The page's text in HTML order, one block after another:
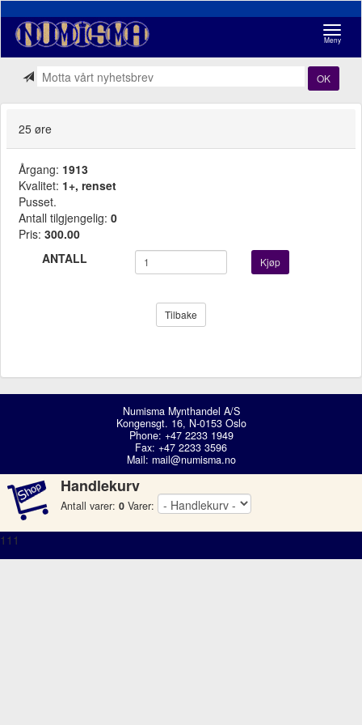
Meny
OK
25 øre
Årgang: 1913
Kvalitet: 1+, renset
Pusset.
Antall tilgjengelig: 0
Pris: 300.00
ANTALL
Kjøp
Tilbake
Numisma Mynthandel A/S
Kongensgt. 16, N-0153 Oslo
Phone: +47 2233 1949
Fax: +47 2233 3596
Mail: mail@numisma.no
Handlekurv
Antall varer: 0 Varer:
111